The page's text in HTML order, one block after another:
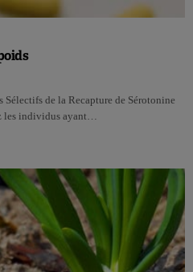
Sélectifs de la Recapture de Sérotonine
les individus ayant…